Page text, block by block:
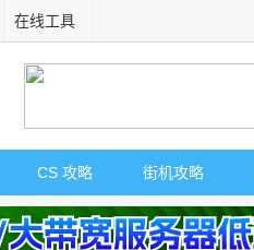
在线工具
CS 攻略 街机攻略